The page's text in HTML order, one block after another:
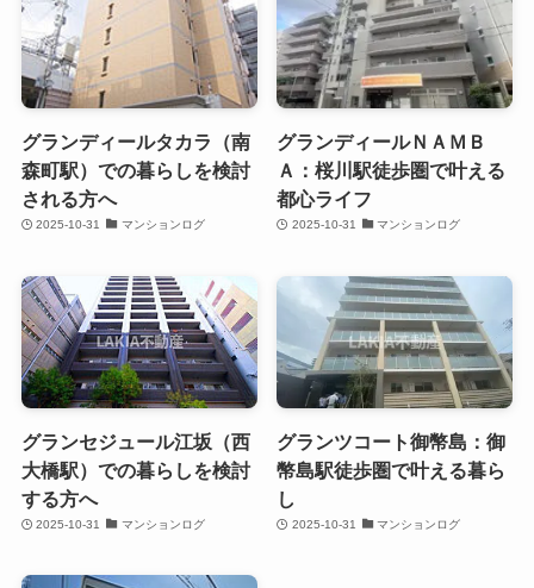
グランディールタカラ（南
森町駅）での暮らしを検討
される方へ
2025-10-31 マンションログ
グランディールＮＡＭＢ
Ａ：桜川駅徒歩圏で叶える
都心ライフ
2025-10-31 マンションログ
グランセジュール江坂（西
大橋駅）での暮らしを検討
する方へ
2025-10-31 マンションログ
グランツコート御幣島：御
幣島駅徒歩圏で叶える暮ら
し
2025-10-31 マンションログ